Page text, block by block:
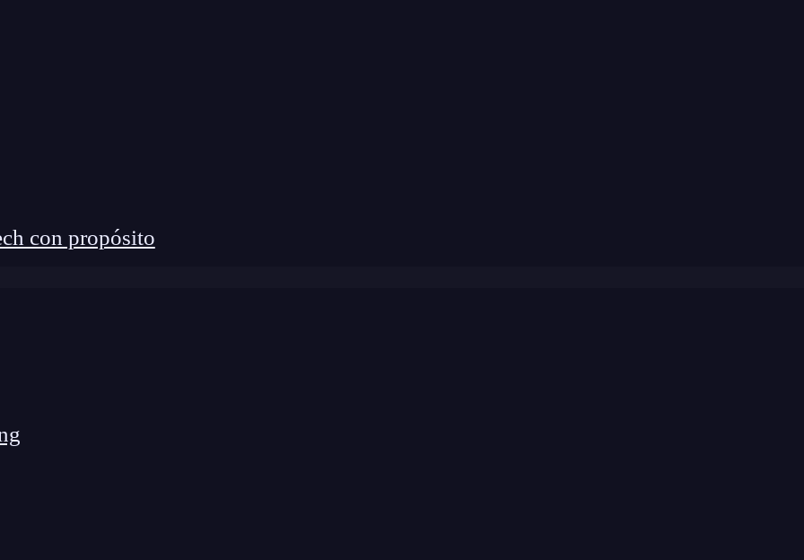
con propósito
se utiliza, te traemos 5 aplicaciones de Deep
de la Deep Learning o IA es el
es una revolución, sí ha ayudado en muchos
el de Google Photos, que gracias a las opciones
geolocalización, puedes clasificarlos por el lugar en